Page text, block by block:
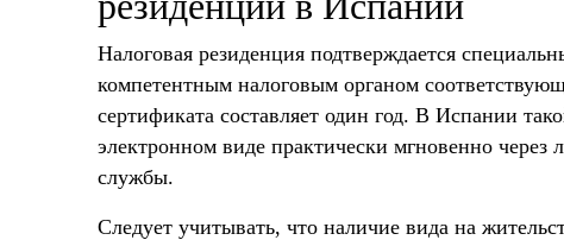
Налоговая резиденция подтверждается
компетентным налоговым органом
сертификата составляет один год. В Испании
электронном виде практически мгновенно через
службы.
Следует учитывать, что наличие вида на